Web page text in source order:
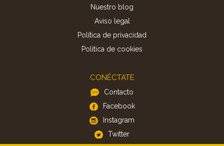
Nuestro blog
Aviso legal
Política de privacidad
Politica de cookies
CONÉCTATE
Contacto
Facebook
Instagram
Twitter